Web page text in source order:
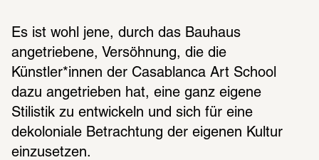
Es ist wohl jene, durch das Bauhaus
angetriebene, Versöhnung, die die
Künstler*innen der Casablanca Art School
dazu angetrieben hat, eine ganz eigene
Stilistik zu entwickeln und sich für eine
dekoloniale Betrachtung der eigenen Kultur
einzusetzen.